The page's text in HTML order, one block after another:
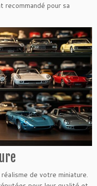
recommandé pour sa
de votre miniature.